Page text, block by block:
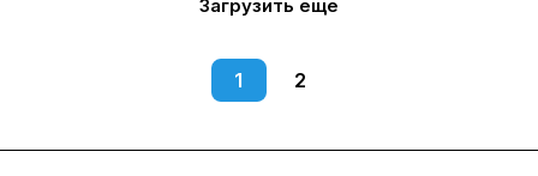
Загрузить еще
1 2